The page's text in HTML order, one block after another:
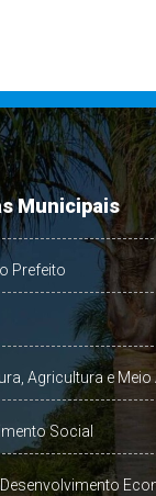
Municipais
Prefeito
Agricultura e Meio
Social